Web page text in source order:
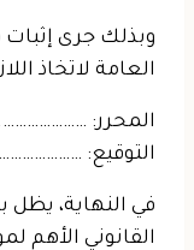
وبذلك جرى إثبات
العامة لاتخاذ
المحرر:
التوقيع:
في النهاية، يظل
القانوني الأهم